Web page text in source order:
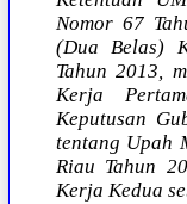
Nomor 67
(Dua Belas)
Tahun 2013,
Kerja
Keputusan
tentang Upah
Riau Tahun
Kerja Kedua